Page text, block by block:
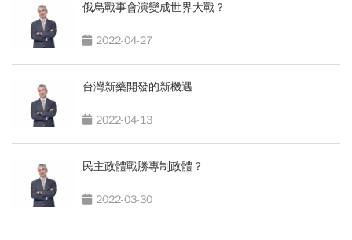
俄烏戰事會演變成世界大戰？
2022-04-27
台灣新藥開發的新機遇
2022-04-13
民主政體戰勝專制政體？
2022-03-30